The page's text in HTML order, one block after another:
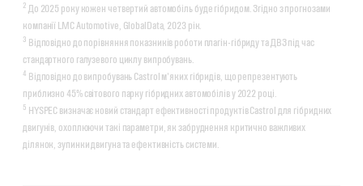
2 До 2025 року кожен четвертий автомобіль буде гібридом. Згідно з прогнозами
компанії LMC Automotive, GlobalData, 2023 рік.
3 Відповідно до порівняння показників роботи плагін-гібриду та ДВЗ під час
стандартного галузевого циклу випробувань.
4 Відповідно до випробувань Castrol м'яких гібридів, що репрезентують
приблизно 45% світового парку гібридних автомобілів у 2022 році.
5 HYSPEC визначає новий стандарт ефективності продуктів Castrol для гібридних
двигунів, охоплюючи такі параметри, як забруднення критично важливих
ділянок, зупинки двигуна та ефективність системи.